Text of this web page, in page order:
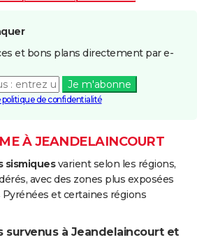
et bons plans directement par e-
Je m'abonne
politique de confidentialité
À JEANDELAINCOURT
sismiquesvarient selon les régions,
avec des zones plus exposées
et certaines régions
survenus à Jeandelaincourt et